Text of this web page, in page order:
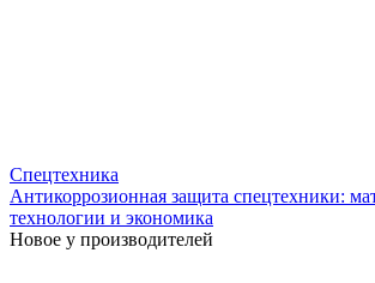
Спецтехника
Антикоррозионная защита спецтехники:
технологии и экономика
Новое у производителей